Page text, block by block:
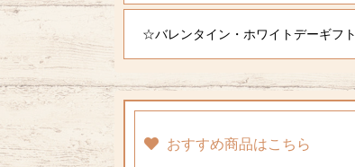
☆バレンタイン・ホワイトデーギフト
おすすめ商品はこちら